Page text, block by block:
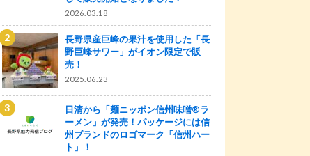
2026.03.18
長野県産巨峰の果汁を使用した「長
野巨峰サワー」がイオン限定で販
売！
2025.06.23
日清から「麺ニッポン信州味噌®ラ
ーメン」が発売！パッケージには信
州ブランドのロゴマーク「信州ハー
ト」！